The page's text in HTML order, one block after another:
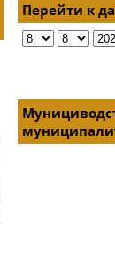
Перейти к